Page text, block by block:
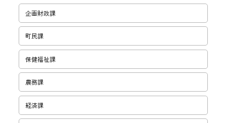
企画財政課
町民課
保健福祉課
農務課
経済課